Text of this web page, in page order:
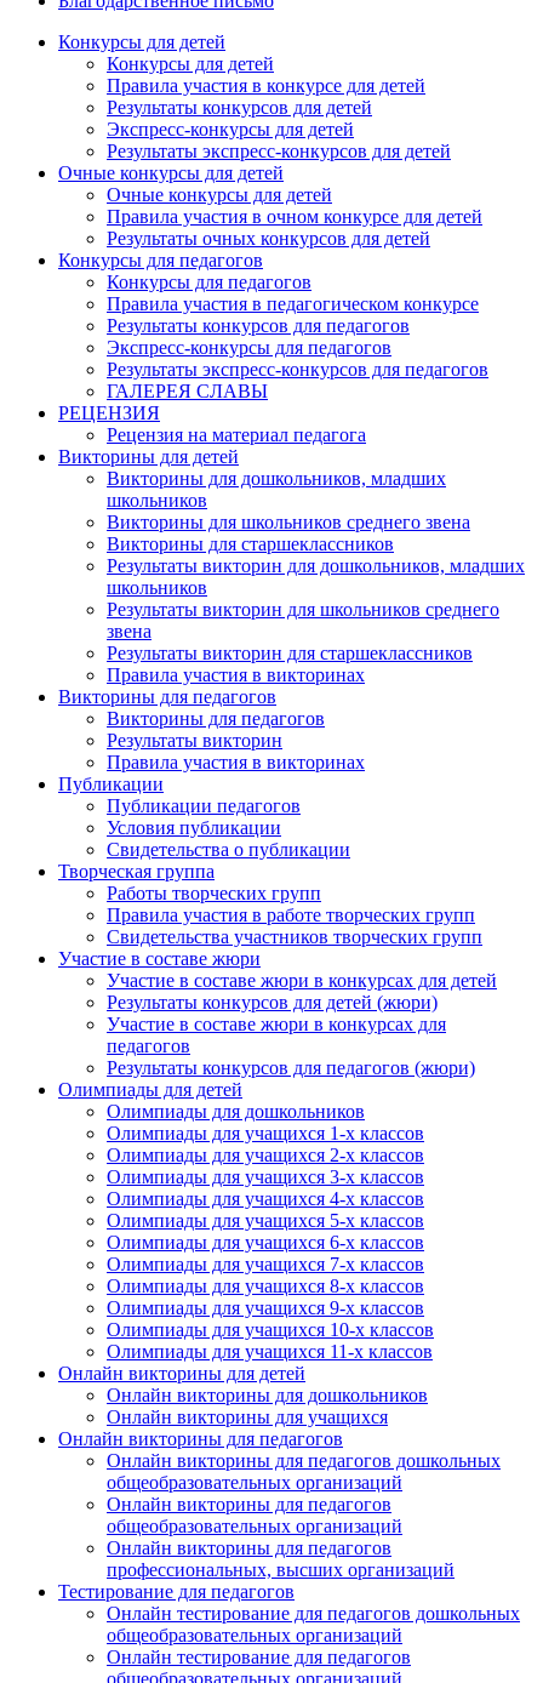
Конкурсы для детей
Конкурсы для детей
Правила участия в конкурсе для детей
Результаты конкурсов для детей
Экспресс-конкурсы для детей
Результаты экспресс-конкурсов для детей
Очные конкурсы для детей
Очные конкурсы для детей
Правила участия в очном конкурсе для детей
Результаты очных конкурсов для детей
Конкурсы для педагогов
Конкурсы для педагогов
Правила участия в педагогическом конкурсе
Результаты конкурсов для педагогов
Экспресс-конкурсы для педагогов
Результаты экспресс-конкурсов для педагогов
ГАЛЕРЕЯ СЛАВЫ
РЕЦЕНЗИЯ
Рецензия на материал педагога
Викторины для детей
Викторины для дошкольников, младших
школьников
Викторины для школьников среднего звена
Викторины для старшеклассников
Результаты викторин для дошкольников, младших
школьников
Результаты викторин для школьников среднего
звена
Результаты викторин для старшеклассников
Правила участия в викторинах
Викторины для педагогов
Викторины для педагогов
Результаты викторин
Правила участия в викторинах
Публикации
Публикации педагогов
Условия публикации
Свидетельства о публикации
Творческая группа
Работы творческих групп
Правила участия в работе творческих групп
Свидетельства участников творческих групп
Участие в составе жюри
Участие в составе жюри в конкурсах для детей
Результаты конкурсов для детей (жюри)
Участие в составе жюри в конкурсах для
педагогов
Результаты конкурсов для педагогов (жюри)
Олимпиады для детей
Олимпиады для дошкольников
Олимпиады для учащихся 1-х классов
Олимпиады для учащихся 2-х классов
Олимпиады для учащихся 3-х классов
Олимпиады для учащихся 4-х классов
Олимпиады для учащихся 5-х классов
Олимпиады для учащихся 6-х классов
Олимпиады для учащихся 7-х классов
Олимпиады для учащихся 8-х классов
Олимпиады для учащихся 9-х классов
Олимпиады для учащихся 10-х классов
Олимпиады для учащихся 11-х классов
Онлайн викторины для детей
Онлайн викторины для дошкольников
Онлайн викторины для учащихся
Онлайн викторины для педагогов
Онлайн викторины для педагогов дошкольных
общеобразовательных организаций
Онлайн викторины для педагогов
общеобразовательных организаций
Онлайн викторины для педагогов
профессиональных, высших организаций
Тестирование для педагогов
Онлайн тестирование для педагогов дошкольных
общеобразовательных организаций
Онлайн тестирование для педагогов
общеобразовательных организаций
Анонсы конкурсов
Подпишитесь на анонсы сегодня и узнавайте
первыми о самом важном.
Имя
Организация
Подписаться
Нажимая на кнопку, вы даете согласие на обработку своих
персональных данных согласно 152-ФЗ.